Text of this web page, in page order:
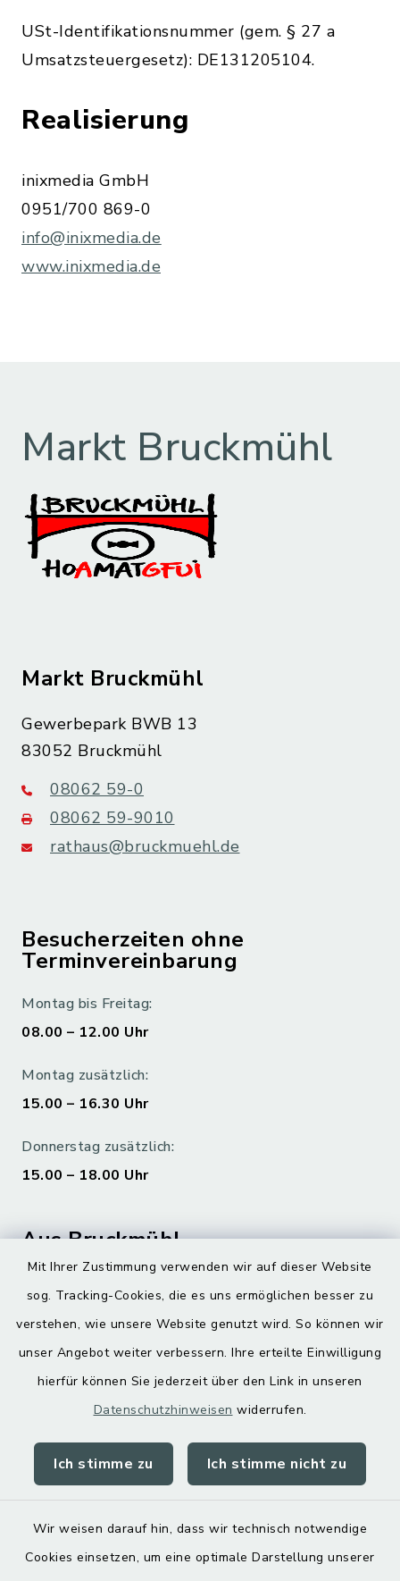
Mit Ihrer Zustimmung verwenden wir auf dieser Website
sog. Tracking-Cookies, die es uns ermöglichen besser zu
verstehen, wie unsere Website genutzt wird. So können wir
unser Angebot weiter verbessern. Ihre erteilte Einwilligung
hierfür können Sie jederzeit über den Link in unseren
Datenschutzhinweisen widerrufen.
Ich stimme zu Ich stimme nicht zu
Wir weisen darauf hin, dass wir technisch notwendige
Cookies einsetzen, um eine optimale Darstellung unserer
USt-Identifikationsnummer (gem. § 27 a
Umsatzsteuergesetz): DE131205104.
Realisierung
inixmedia GmbH
0951/700 869-0
info@inixmedia.de
www.inixmedia.de
Markt Bruckmühl
Markt Bruckmühl
Gewerbepark BWB 13
83052 Bruckmühl
08062 59-0
08062 59-9010
rathaus@bruckmuehl.de
Besucherzeiten ohne
Terminvereinbarung
Montag bis Freitag:
08.00 – 12.00 Uhr
Montag zusätzlich:
15.00 – 16.30 Uhr
Donnerstag zusätzlich:
15.00 – 18.00 Uhr
Aus Bruckmühl
Digitaler Ortsplan
Kontakt
Datenschutz